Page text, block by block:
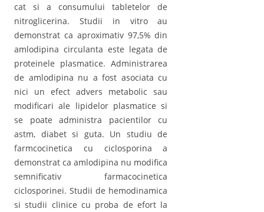
cat si a consumului tabletelor de
nitroglicerina. Studii in vitro au
demonstrat ca aproximativ 97,5% din
amlodipina circulanta este legata de
proteinele plasmatice. Administrarea
de amlodipina nu a fost asociata cu
nici un efect advers metabolic sau
modificari ale lipidelor plasmatice si
se poate administra pacientilor cu
astm, diabet si guta. Un studiu de
farmcocinetica cu ciclosporina a
demonstrat ca amlodipina nu modifica
semnificativ farmacocinetica
ciclosporinei. Studii de hemodinamica
si studii clinice cu proba de efort la